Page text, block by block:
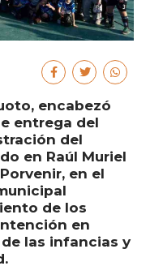
encabezó
entrega del
del
en Raúl Muriel
en el
de los
en
las infancias y